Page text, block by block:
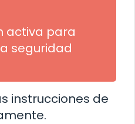
activa para
seguridad
instrucciones de